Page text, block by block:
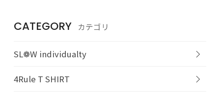
CATEGORY カテゴリ
SL❁W individualty
4Rule T SHIRT